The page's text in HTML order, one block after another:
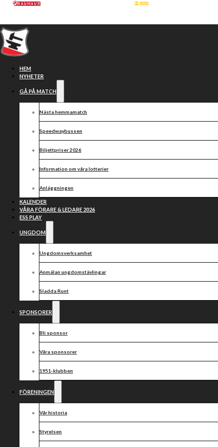
Hoppa till huvudinnehåll
HEM
NYHETER
GÅ PÅ MATCH
Nästa hemmamatch
Speedwaybussen
Biljettpriser 2026
Information om våra lotterier
Anläggningen
KALENDER
VÅRA FÖRARE & LEDARE 2026
ESS PLAY
UNGDOM
Ungdomsverksamhet
Anmälan ungdomstävlingar
Sladda Runt
SPONSORER
Bli sponsor
Våra sponsorer
1951-klubben
FÖRENINGEN
Vår historia
Styrelsen
Hjälp oss att utveckla
svensk speedway